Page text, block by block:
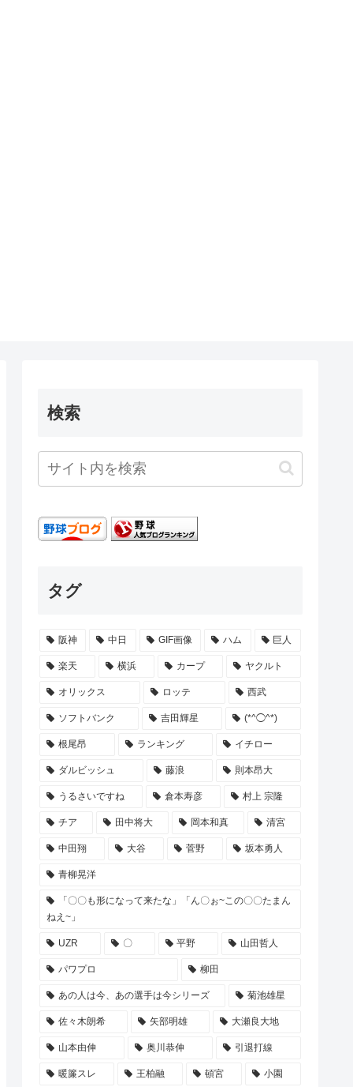
検索
タグ
阪神 中日 GIF画像 ハム 巨人
楽天 横浜 カープ ヤクルト
オリックス ロッテ 西武
ソフトバンク 吉田輝星 (*^◯^*)
根尾昂 ランキング イチロー
ダルビッシュ 藤浪 則本昂大
うるさいですね 倉本寿彦 村上 宗隆
チア 田中将大 岡本和真 清宮
中田翔 大谷 菅野 坂本勇人
青柳晃洋
「〇〇も形になって来たな」「ん〇ぉ~この〇〇たまん
ねえ~」
UZR 〇 平野 山田哲人
パワプロ 柳田
あの人は今、あの選手は今シリーズ 菊池雄星
佐々木朗希 矢部明雄 大瀬良大地
山本由伸 奥川恭伸 引退打線
暖簾スレ 王柏融 頓宮 小園